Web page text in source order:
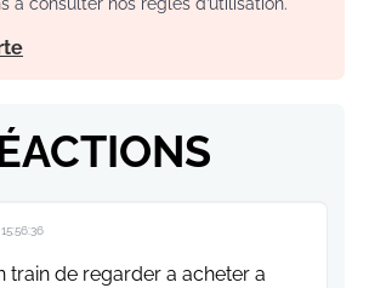
train de regarder a acheter a